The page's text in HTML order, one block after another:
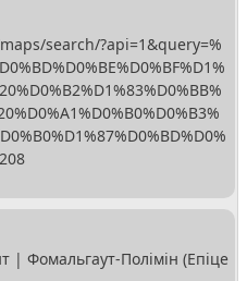
search/?api=1&query=%
| Фомальгаут-Полімін (Епіце